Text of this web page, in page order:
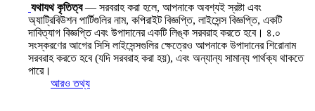
যথাযথ কৃতিত্ব— সরবরাহ করা হলে, আপনাকে অবশ্যই স্রষ্টা এবং
অ্যাট্রিবিউশন পার্টিগুলির নাম, কপিরাইট বিজ্ঞপ্তি, লাইসেন্স বিজ্ঞপ্তি, একটি
দাবিত্যাগ বিজ্ঞপ্তি এবং উপাদানের একটি লিঙ্ক সরবরাহ করতে হবে। ৪.০
সংস্করণের আগের সিসি লাইসেন্সগুলির ক্ষেত্রেও আপনাকে উপাদানের শিরোনাম
সরবরাহ করতে হবে (যদি সরবরাহ করা হয়), এবং অন্যান্য সামান্য পার্থক্য থাকতে
পারে।
আরও তথ্য